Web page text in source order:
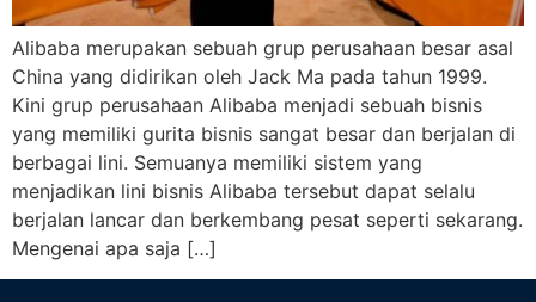
Alibaba merupakan sebuah grup perusahaan besar asal
China yang didirikan oleh Jack Ma pada tahun 1999.
Kini grup perusahaan Alibaba menjadi sebuah bisnis
yang memiliki gurita bisnis sangat besar dan berjalan di
berbagai lini. Semuanya memiliki sistem yang
menjadikan lini bisnis Alibaba tersebut dapat selalu
berjalan lancar dan berkembang pesat seperti sekarang.
Mengenai apa saja […]